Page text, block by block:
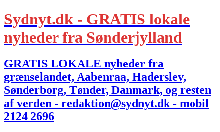
Sydnyt.dk - GRATIS lokale
nyheder fra Sønderjylland
GRATIS LOKALE nyheder fra
grænselandet, Aabenraa, Haderslev,
Sønderborg, Tønder, Danmark, og resten
af verden - redaktion@sydnyt.dk - mobil
2124 2696